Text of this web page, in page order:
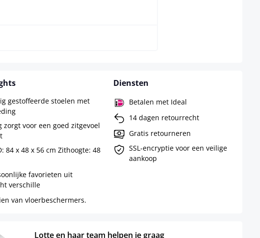
gestoffeerde stoelen met
zorgt voor een goed zitgevoel
84 x 48 x 56 cm Zithoogte: 48
favorieten uit
verschille
van vloerbeschermers.
Diensten
Betalen met Ideal
14 dagen retourrecht
Gratis retourneren
SSL-encryptie voor een veilige
aankoop
Lotte en haar team helpen je graag